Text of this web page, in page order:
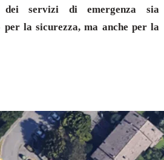
dei servizi di emergenza sia
per la sicurezza, ma anche per la